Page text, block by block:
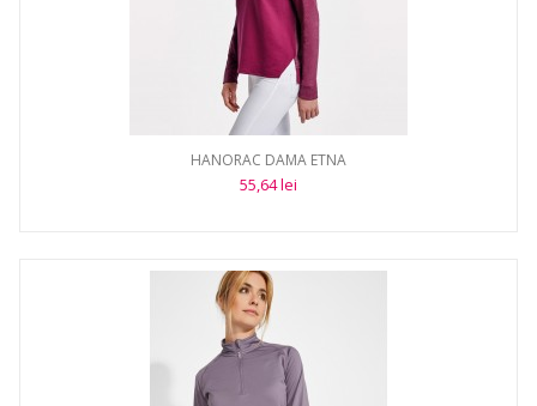
HANORAC DAMA ETNA
55,64 lei